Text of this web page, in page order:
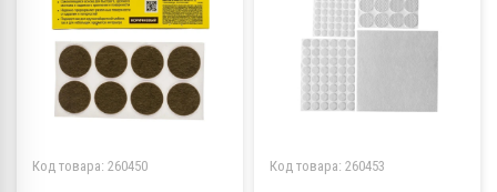
Код товара: 260450 Код товара: 260453